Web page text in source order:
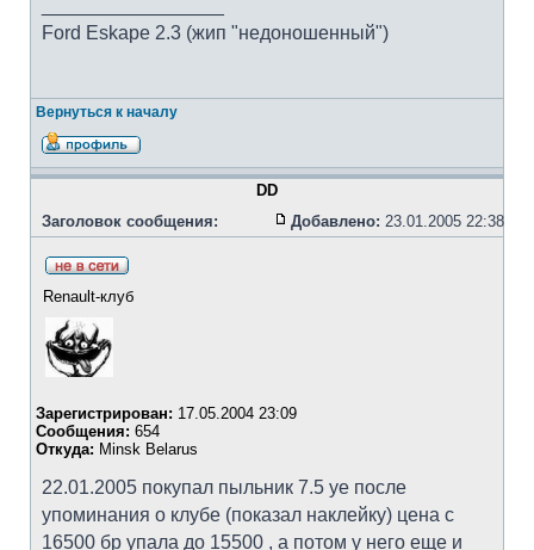
Ford Eskape 2.3 (жип "недоношенный")
Вернуться к началу
DD
Заголовок сообщения:
Добавлено: 23.01.2005 22:38
Renault-клуб
Зарегистрирован: 17.05.2004 23:09
Сообщения: 654
Откуда: Minsk Belarus
22.01.2005 покупал пыльник 7.5 уе после
упоминания о клубе (показал наклейку) цена с
16500 бр упала до 15500 , а потом у него еще и